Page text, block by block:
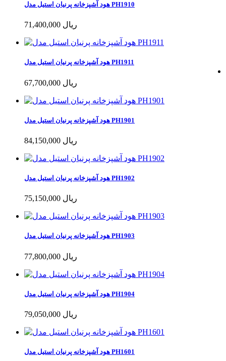
هود آشپزخانه پرنیان استیل مدل PH1910
71,400,000 ریال
هود آشپزخانه پرنیان استیل مدل PH1911
67,700,000 ریال
هود آشپزخانه پرنیان استیل مدل PH1901
84,150,000 ریال
هود آشپزخانه پرنیان استیل مدل PH1902
75,150,000 ریال
هود آشپزخانه پرنیان استیل مدل PH1903
77,800,000 ریال
هود آشپزخانه پرنیان استیل مدل PH1904
79,050,000 ریال
هود آشپزخانه پرنیان استیل مدل PH1601